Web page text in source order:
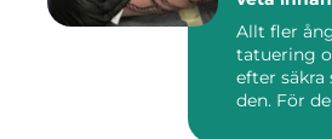
Allt fler
tatuering
efter
den. För